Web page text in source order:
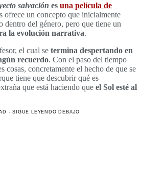
salvación es una película de
ofrece un concepto que inicialmente
dentro del género, pero que tiene un
la evolución narrativa.
el cual se termina despertando en
recuerdo. Con el paso del tiempo
cosas, concretamente el hecho de que se
tiene que descubrir qué es
que está haciendo que el Sol esté al